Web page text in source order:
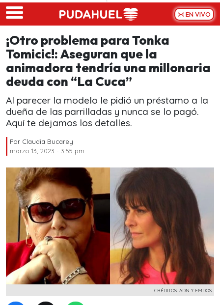
Skip to main content
EN VIVO
¡Otro problema para Tonka
Tomicic!: Aseguran que la
animadora tendría una millonaria
deuda con “La Cuca”
Al parecer la modelo le pidió un préstamo a la
dueña de las parrilladas y nunca se lo pagó.
Aquí te dejamos los detalles.
Por Claudia Bucarey
marzo 13, 2023 - 3:55 pm
CRÉDITOS: ADN Y FMDOS